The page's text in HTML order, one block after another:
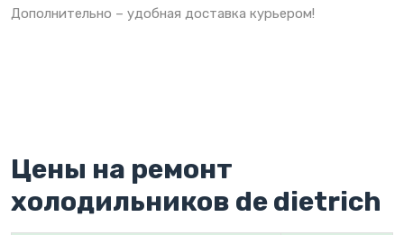
Дополнительно – удобная доставка курьером!
Цены на ремонт
холодильников de dietrich